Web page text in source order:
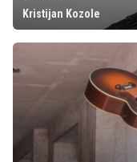
Kristijan Kozole